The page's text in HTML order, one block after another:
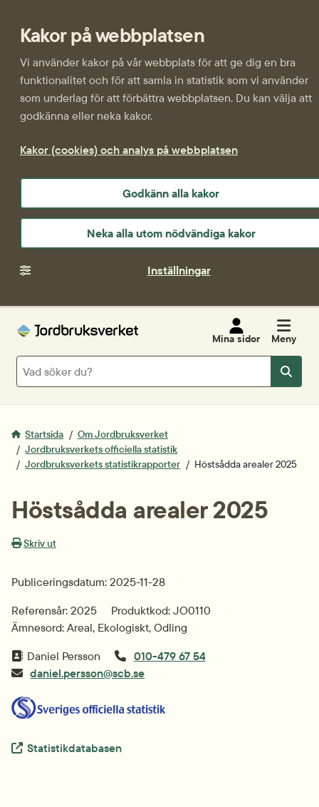
Kakor på webbplatsen
Vi använder kakor på vår webbplats för att ge dig en bra
funktionalitet och för att samla in statistik som vi använder
som underlag för att förbättra webbplatsen. Du kan välja att
godkänna eller neka kakor.
Kakor (cookies) och analys på webbplatsen
Godkänn alla kakor
Neka alla utom nödvändiga kakor
Inställningar
Mina sidor Meny
Sök
Sök
Startsida
Om Jordbruksverket
Jordbruksverkets officiella statistik
Jordbruksverkets statistikrapporter
Höstsådda arealer 2025
Höstsådda arealer 2025
Skriv ut
Publiceringsdatum: 2025-11-28
Referensår: 2025
Produktkod: JO0110
Ämnesord: Areal, Ekologiskt, Odling
Daniel Persson
010-479 67 54
daniel.persson@scb.se
Extern länk.
Statistikdatabasen